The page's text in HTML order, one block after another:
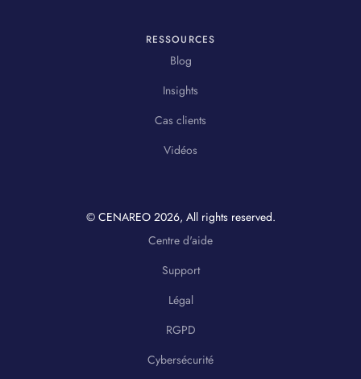
RESSOURCES
Blog
Insights
Cas clients
Vidéos
© CENAREO 2026, All rights reserved.
Centre d'aide
Support
Légal
RGPD
Cybersécurité